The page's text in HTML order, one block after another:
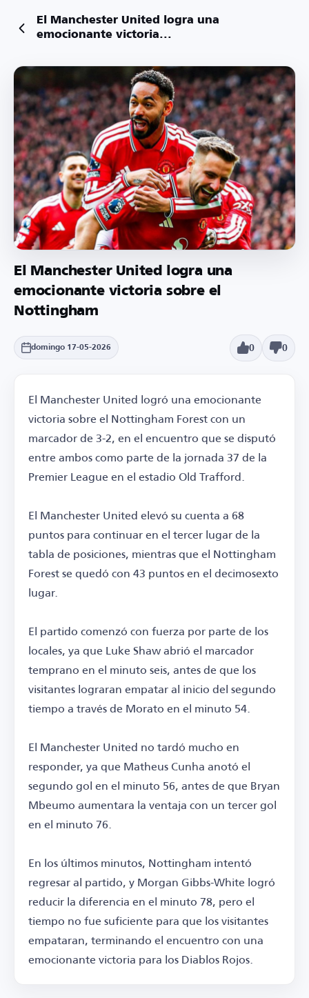
El Manchester United logra una
emocionante victoria...
El Manchester United logra una
emocionante victoria sobre el
Nottingham
domingo 17-05-2026 0 0
El Manchester United logró una emocionante
victoria sobre el Nottingham Forest con un
marcador de 3-2, en el encuentro que se disputó
entre ambos como parte de la jornada 37 de la
Premier League en el estadio Old Trafford.
El Manchester United elevó su cuenta a 68
puntos para continuar en el tercer lugar de la
tabla de posiciones, mientras que el Nottingham
Forest se quedó con 43 puntos en el decimosexto
lugar.
El partido comenzó con fuerza por parte de los
locales, ya que Luke Shaw abrió el marcador
temprano en el minuto seis, antes de que los
visitantes lograran empatar al inicio del segundo
tiempo a través de Morato en el minuto 54.
El Manchester United no tardó mucho en
responder, ya que Matheus Cunha anotó el
segundo gol en el minuto 56, antes de que Bryan
Mbeumo aumentara la ventaja con un tercer gol
en el minuto 76.
En los últimos minutos, Nottingham intentó
regresar al partido, y Morgan Gibbs-White logró
reducir la diferencia en el minuto 78, pero el
tiempo no fue suficiente para que los visitantes
empataran, terminando el encuentro con una
emocionante victoria para los Diablos Rojos.